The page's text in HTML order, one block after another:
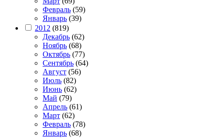
Февраль (59)
Январь (39)
2012 (819)
Декабрь (62)
Ноябрь (68)
Октябрь (77)
Сентябрь (64)
Август (56)
Июль (82)
Июнь (62)
Май (79)
Апрель (61)
Март (62)
Февраль (78)
Январь (68)